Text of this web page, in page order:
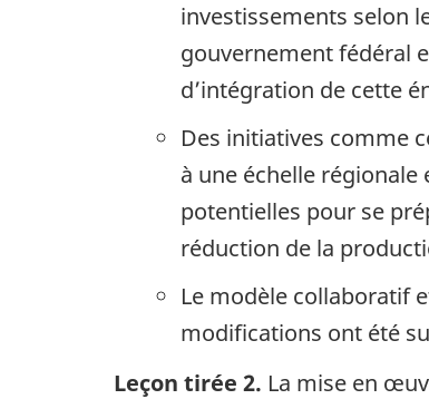
investissements selon
gouvernement fédéral
d’intégration de cette
Des initiatives comme
à une échelle
potentielles pour se
réduction de la
Le modèle collaboratif
modifications ont été
Leçon tirée 2. La mise en